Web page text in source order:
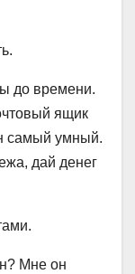
до времени.
ящик
самый умный.
дай денег
Мне он